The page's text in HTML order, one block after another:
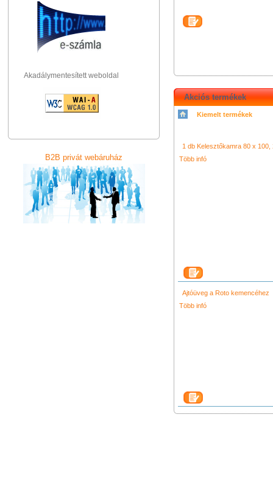
Akadálymentesített weboldal
B2B privát webáruház
Akciós termékek
Kiemelt termékek
ロエ 財布 コーチ バッグ
ス スニーカー
light led ring light f&v k320
1 db Kelesztőkamra 80 x
Több infó
Ajtóüveg a Roto kemencéhez
Több infó